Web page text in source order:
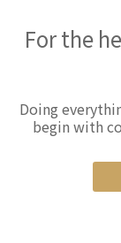
For the
Doing
begin with